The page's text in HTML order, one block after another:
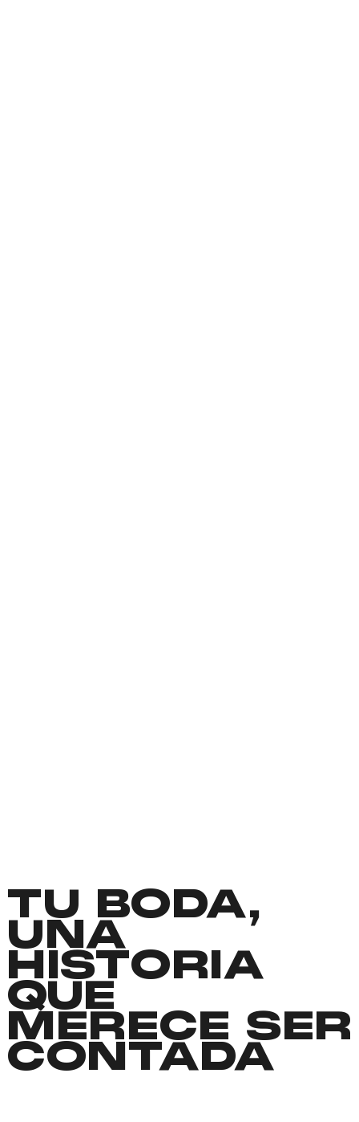
TU BODA,
UNA
HISTORIA
QUE
MERECE SER
CONTADA